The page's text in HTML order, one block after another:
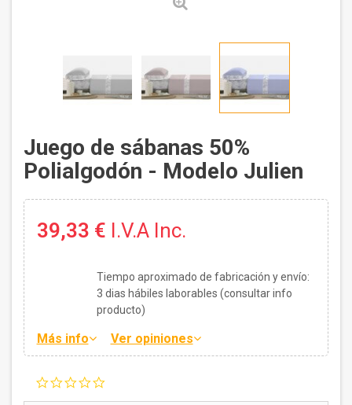
Juego de sábanas 50%
Polialgodón - Modelo Julien
39,33 € I.V.A Inc.
Tiempo aproximado de fabricación y envío:
3 dias hábiles laborables (consultar info
producto)
Más info Ver opiniones